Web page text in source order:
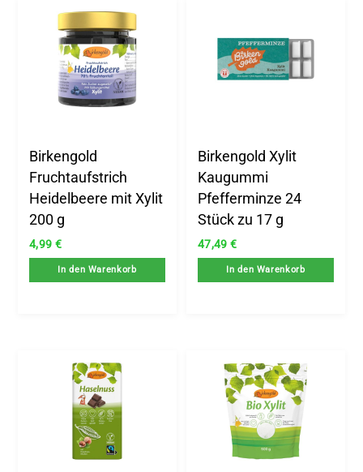
Birkengold
Fruchtaufstrich
Heidelbeere mit Xylit
200 g
4,99 €
In den Warenkorb
Birkengold Xylit
Kaugummi
Pfefferminze 24
Stück zu 17 g
47,49 €
In den Warenkorb